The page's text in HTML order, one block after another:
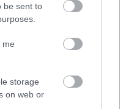
be sent to
me
storage
on web or
megfelelően
szorulókat. Saját
eme feltételezést,
Budapest
kvázi szellemi
és szorongó
rávenni őket,
infrapanelt